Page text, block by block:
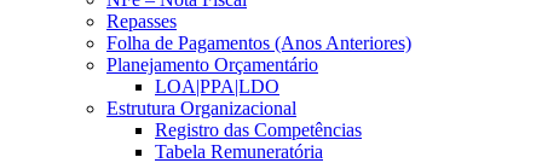
Repasses
Folha de Pagamentos (Anos Anteriores)
Planejamento Orçamentário
LOA|PPA|LDO
Estrutura Organizacional
Registro das Competências
Tabela Remuneratória